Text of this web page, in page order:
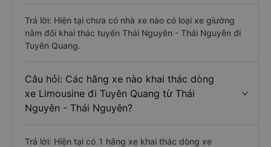
Trả lời: Hiện tại chưa có nhà xe nào có loại xe giường
nằm đôi khai thác tuyến Thái Nguyên - Thái Nguyên đi
Tuyên Quang.
Câu hỏi: Các hãng xe nào khai thác dòng
xe Limousine đi Tuyên Quang từ Thái
Nguyên - Thái Nguyên?
Trả lời: Hiện tại có 1 hãng xe khai thác dòng xe